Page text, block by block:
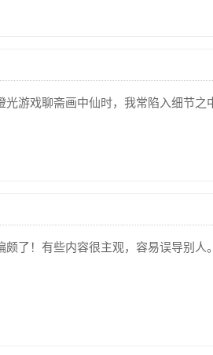
游戏聊斋画中仙时，我常陷入细节之
了！有些内容很主观，容易误导别